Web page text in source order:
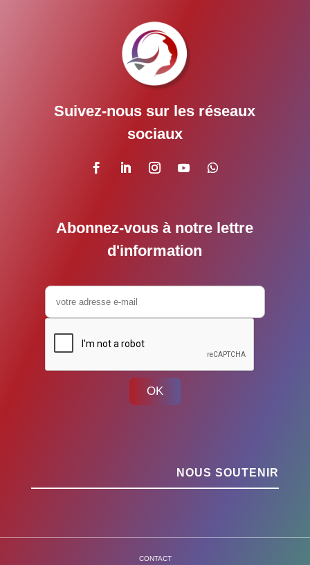
Suivez-nous sur les réseaux
sociaux
Abonnez-vous à notre lettre
d'information
OK
NOUS SOUTENIR
CONTACT